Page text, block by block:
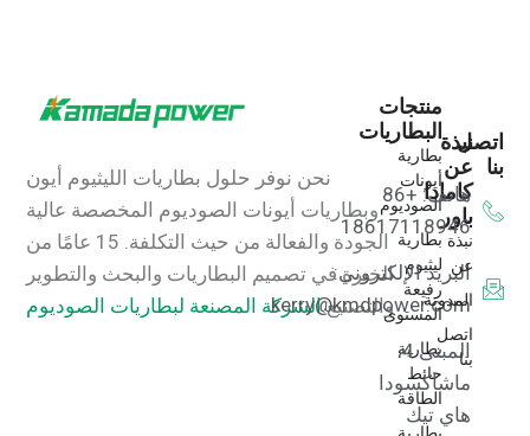
نحن نوفر حلول بطاريات الليثيوم أيون
وبطاريات أيونات الصوديوم المخصصة عالية
الجودة والفعالة من حيث التكلفة.
15 عامًا من
الخبرة في تصميم البطاريات والبحث والتطوير
والتصنيع.الشركة المصنعة لبطاريات الصوديوم
منتجات
البطاريات
بطارية
أيونات
الصوديوم
بطارية
ليثيوم
رفيعة
المستوى
بطارية
حائط
الطاقة
نبذة
عن
كامادا
باور
نبذة
عن
المدونة
اتصل
بنا
اتصل
بنا
هاتف: +86
18617118946
البريد الإلكتروني:
kerry@kmdpower.com
المبنى 4،
ماشاكسودا
هاي تيك